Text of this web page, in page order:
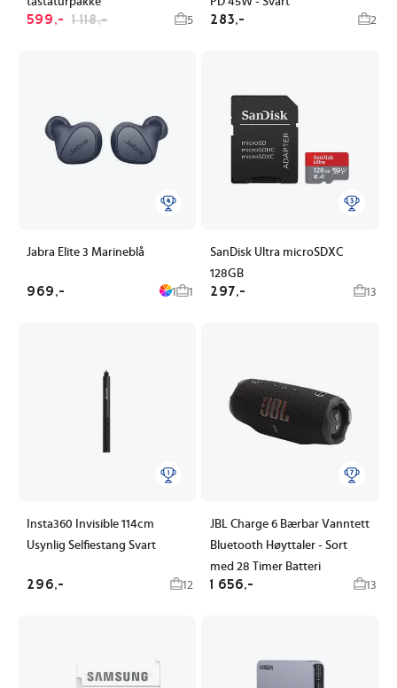
599,- 1 118,- 5 283,- 2
Jabra Elite 3 Marineblå
969,- 1 1
SanDisk Ultra microSDXC
128GB
297,- 13
Insta360 Invisible 114cm
Usynlig Selfiestang Svart
296,- 12
JBL Charge 6 Bærbar Vanntett
Bluetooth Høyttaler - Sort
med 28 Timer Batteri
1 656,- 13